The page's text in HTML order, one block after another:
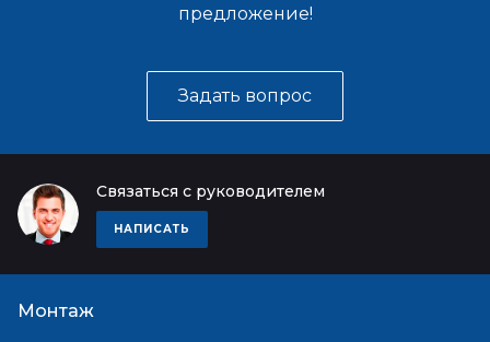
предложение!
Задать вопрос
Связаться с руководителем
НАПИСАТЬ
Монтаж